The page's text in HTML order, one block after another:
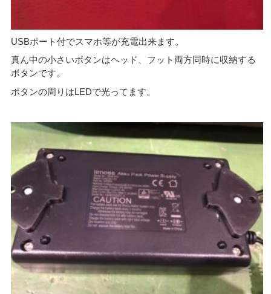
USBポート付でスマホ等が充電出来ます。
真ん中の小さいボタンはヘッド、フット両方同時に収納する
ボタンです。
ボタンの周りはLEDで光ってます。